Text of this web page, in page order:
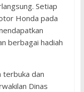
Setiap
Honda pada
berbagai hadiah
terbuka dan
Dinas